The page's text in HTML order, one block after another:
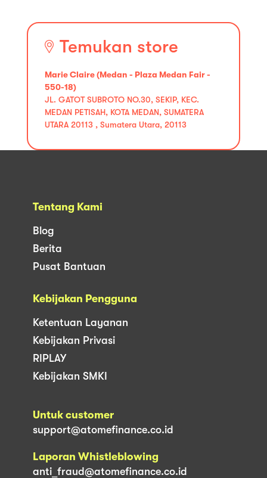
Temukan store
Marie Claire (Medan - Plaza Medan Fair -
550-18)
JL. GATOT SUBROTO NO.30, SEKIP, KEC.
MEDAN PETISAH, KOTA MEDAN, SUMATERA
UTARA 20113 , Sumatera Utara, 20113
Tentang Kami
Blog
Berita
Pusat Bantuan
Kebijakan Pengguna
Ketentuan Layanan
Kebijakan Privasi
RIPLAY
Kebijakan SMKI
Untuk customer
support@atomefinance.co.id
Laporan Whistleblowing
anti_fraud@atomefinance.co.id